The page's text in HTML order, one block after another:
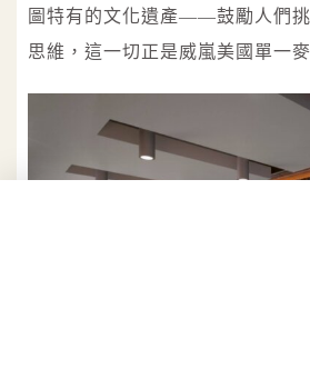
圖特有的文化遺產——鼓勵人們
思維，這一切正是威嵐美國單一